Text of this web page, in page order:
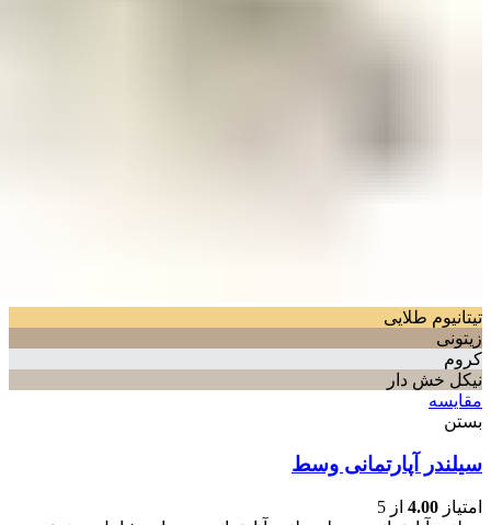
تیتانیوم طلایی
زیتونی
کروم
نیکل خش دار
مقایسه
بستن
سیلندر آپارتمانی وسط
امتیاز 4.00 از 5